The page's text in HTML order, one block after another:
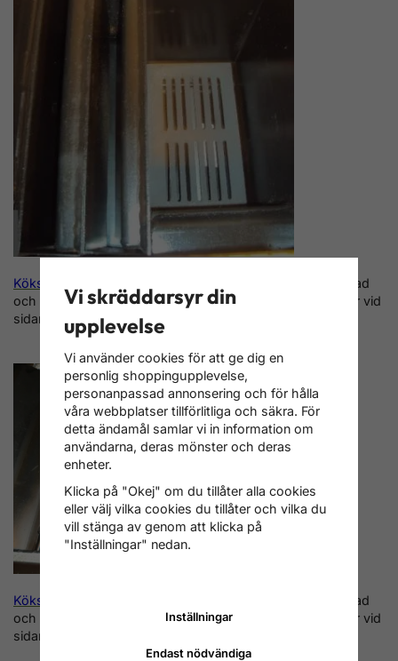
Kökspanna NG KEN-28
består av en vattenmantlad eldstad
och en konvektionsdel med 3 st vattenmantlade sektioner vid
sidan av eldstaden.
Kökspanna NG KEN-33
består av en vattenmantlad eldstad
och en konvektionsdel med 4 st vattenmantlade sektioner vid
sidan av eldstaden.
Vi skräddarsyr din
upplevelse
Vi använder cookies för att ge dig en
personlig shoppingupplevelse,
personanpassad annonsering och för hålla
våra webbplatser tillförlitliga och säkra. För
detta ändamål samlar vi in information om
användarna, deras mönster och deras
enheter.
Klicka på "Okej" om du tillåter alla cookies
eller välj vilka cookies du tillåter och vilka du
vill stänga av genom att klicka på
"Inställningar" nedan.
Inställningar
Endast nödvändiga